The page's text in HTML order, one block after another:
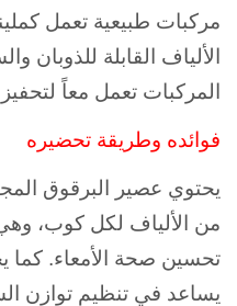
مركبات طبيعية تعمل
الألياف القابلة للذوبان
المركبات تعمل معاً لتحفيز
فوائده وطريقة تحضيره
من الألياف لكل كوب،
تحسين صحة الأمعاء. كما
يساعد في تنظيم توازن